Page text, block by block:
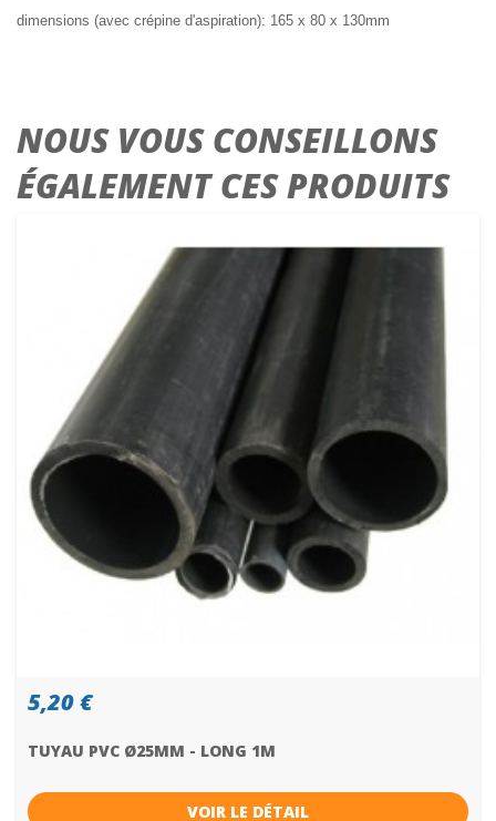
dimensions (avec crépine d'aspiration): 165 x 80 x 130mm
NOUS VOUS CONSEILLONS
ÉGALEMENT CES PRODUITS
5,20 €
TUYAU PVC Ø25MM - LONG 1M
VOIR LE DÉTAIL